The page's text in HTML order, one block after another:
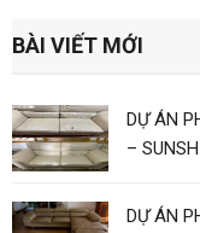
BÀI VIẾT MỚI
DỰ ÁN
–
DỰ ÁN